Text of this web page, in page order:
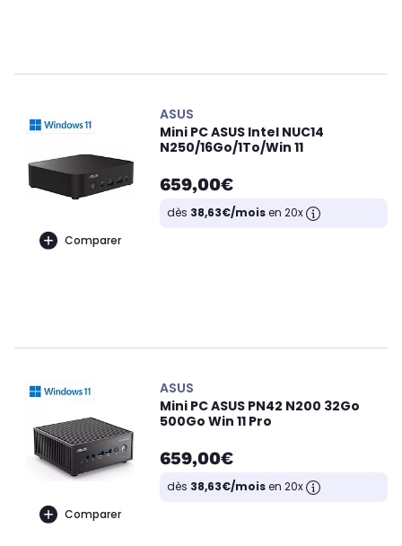
Comparer
ASUS
Mini PC ASUS Intel NUC14
N250/16Go/1To/Win 11
659,00€
dès 38,63€/moisen 20x
Comparer
ASUS
Mini PC ASUS PN42 N200 32Go
500Go Win 11 Pro
659,00€
dès 38,63€/moisen 20x